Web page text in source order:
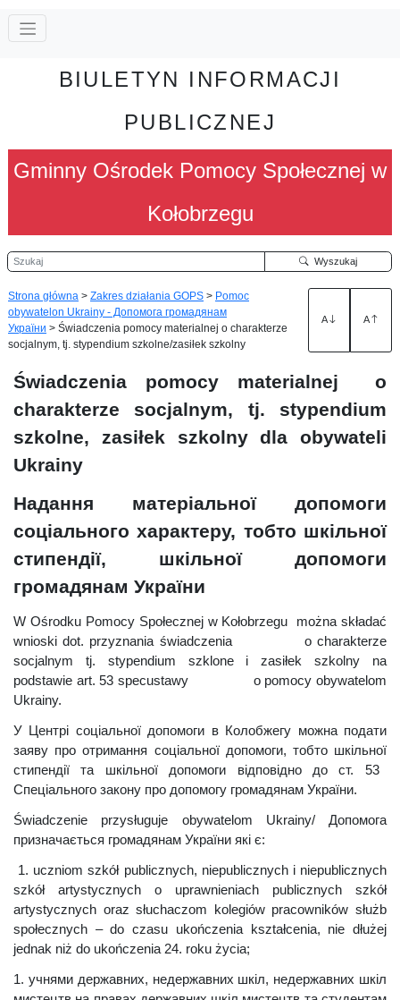
BIULETYN INFORMACJI
PUBLICZNEJ
Gminny Ośrodek Pomocy Społecznej w
Kołobrzegu
Szukaj Wyszukaj
Strona główna > Zakres działania GOPS > Pomoc
obywatelon Ukrainy - Допомога громадянам
України > Świadczenia pomocy materialnej o charakterze
socjalnym, tj. stypendium szkolne/zasiłek szkolny
A A
Świadczenia pomocy materialnej o
charakterze socjalnym, tj. stypendium
szkolne, zasiłek szkolny dla obywateli
Ukrainy
Надання матеріальної допомоги
соціального характеру, тобто шкільної
стипендії, шкільної допомоги
громадянам України
W Ośrodku Pomocy Społecznej w Kołobrzegu można składać
wnioski dot. przyznania świadczenia
o charakterze
socjalnym tj. stypendium szklone i zasiłek szkolny na
podstawie art. 53 specustawy
o pomocy obywatelom
Ukrainy.
У Центрі соціальної допомоги в Колобжегу можна подати
заяву проотримання соціальної допомоги, тобто шкільної
стипендії та шкільної допомоги відповідно до ст. 53
Спеціального закону про допомогу громадянам України.
Świadczenie przysługuje obywatelom Ukrainy/ Допомога
призначається громадянам України які є:
1. uczniom szkół publicznych, niepublicznych i niepublicznych
szkół artystycznych o uprawnieniach publicznych szkół
artystycznych oraz słuchaczom kolegiów pracowników służb
społecznych – do czasu ukończenia kształcenia, nie dłużej
jednak niż do ukończenia 24. roku życia;
1. учнями державних, недержавних шкіл, недержавних шкіл